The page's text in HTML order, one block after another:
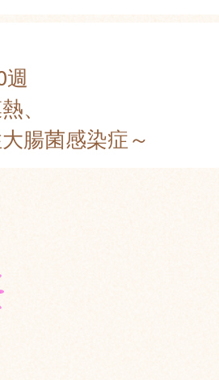
週
、
腸菌感染症～